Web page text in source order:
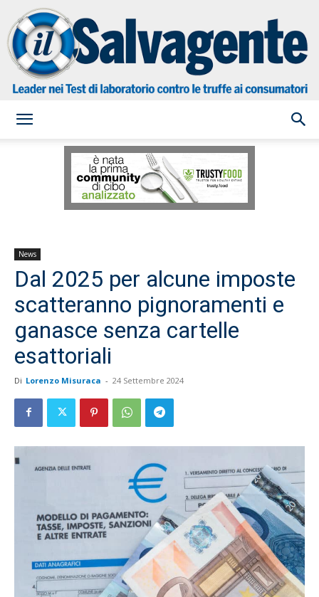
Salvagente
News
Dal 2025 per alcune imposte
scatteranno pignoramenti e
ganasce senza cartelle
esattoriali
Di Lorenzo Misuraca - 24 Settembre 2024